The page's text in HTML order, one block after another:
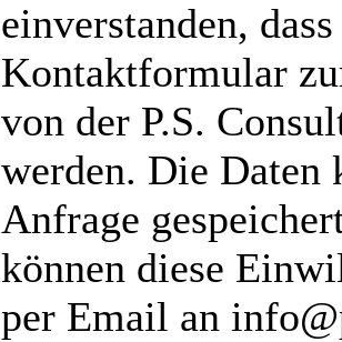
einverstanden,
Kontaktformular
von der P.S.
werden. Die Daten
Anfrage
können diese
per Email an